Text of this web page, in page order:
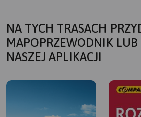
NA TYCH TRASACH
MAPOPRZEWODNIK
NASZEJ APLIKACJI